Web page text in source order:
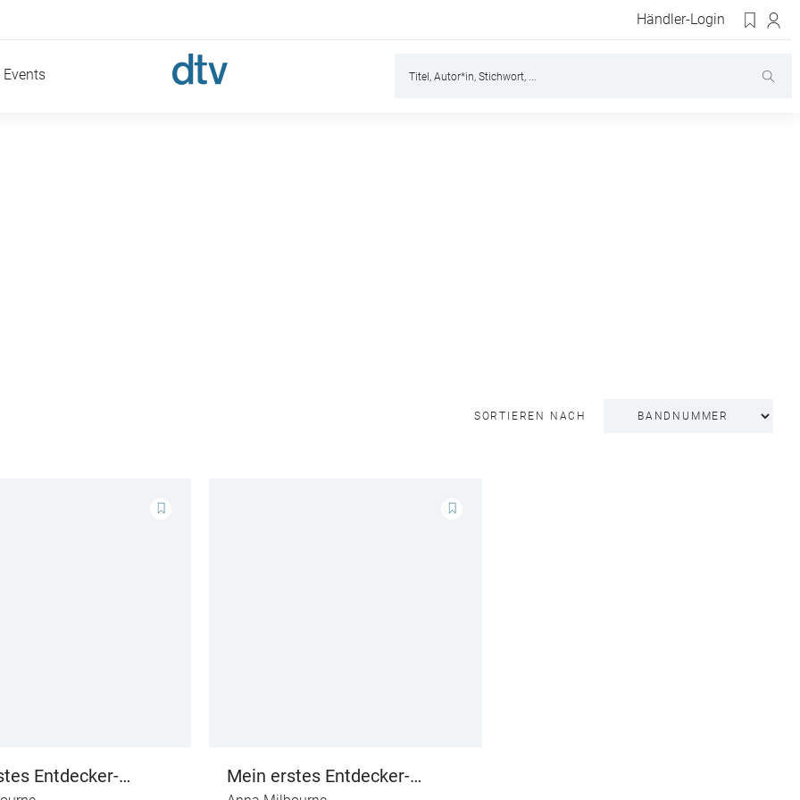
Händler-Login
Events
SORTIEREN NACH
Entdecker-
Mein erstes Entdecker-